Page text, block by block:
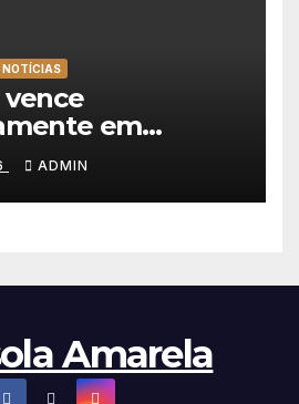
NOTÍCIAS
vence
em
Oliveira
da Volta a
ADMIN
Amarela